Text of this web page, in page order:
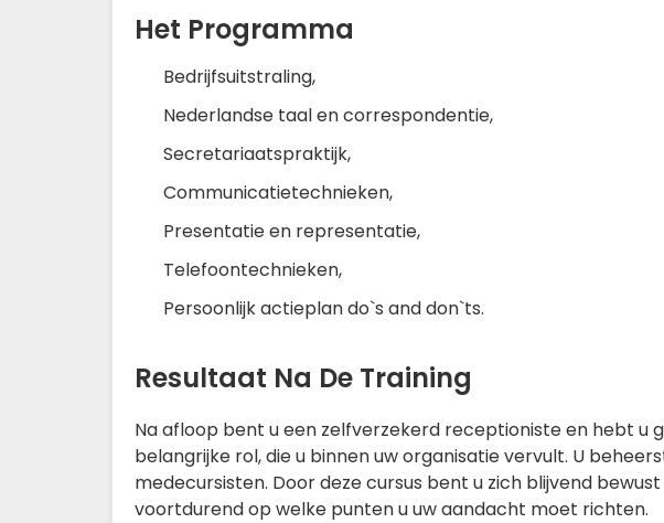
Het Programma
Bedrijfsuitstraling,
Nederlandse taal en correspondentie,
Secretariaatspraktijk,
Communicatietechnieken,
Presentatie en representatie,
Telefoontechnieken,
Persoonlijk actieplan do`s and don`ts.
Resultaat Na De Training
Na afloop bent u een zelfverzekerd receptioniste en hebt u
belangrijke rol, die u binnen uw organisatie vervult. U
medecursisten. Door deze cursus bent u zich blijvend
voortdurend op welke punten u uw aandacht moet richten.